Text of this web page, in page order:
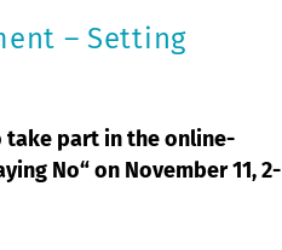
– Setting
part in the online-
No“ on November 11, 2-